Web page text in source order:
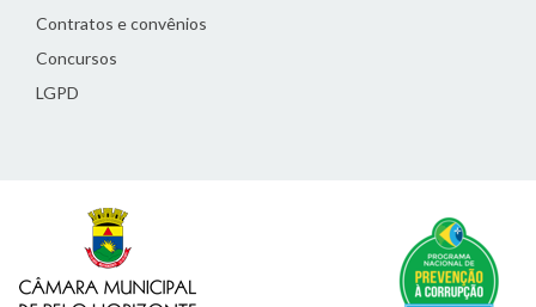
Contratos e convênios
Concursos
LGPD